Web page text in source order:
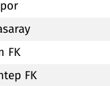
FK
FK